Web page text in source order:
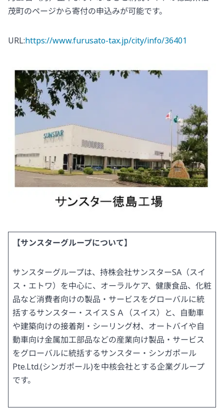
茂町のページから寄付の申込みが可能です。
URL:https://www.furusato-tax.jp/city/info/36401
【サンスターグループについて】
サンスターグループは、持株会社サンスターSA（スイ
ス・エトワ）を中心に、オーラルケア、健康食品、化粧
品など消費者向けの製品・サービスをグローバルに統
括するサンスター・スイスＳＡ（スイス）と、自動車
や建築向けの接着剤・シーリング材、オートバイや自
動車向け金属加工部品などの産業向け製品・サービス
をグローバルに統括するサンスター・シンガポール
Pte.Ltd.(シンガポール)を中核会社とする企業グループ
です。